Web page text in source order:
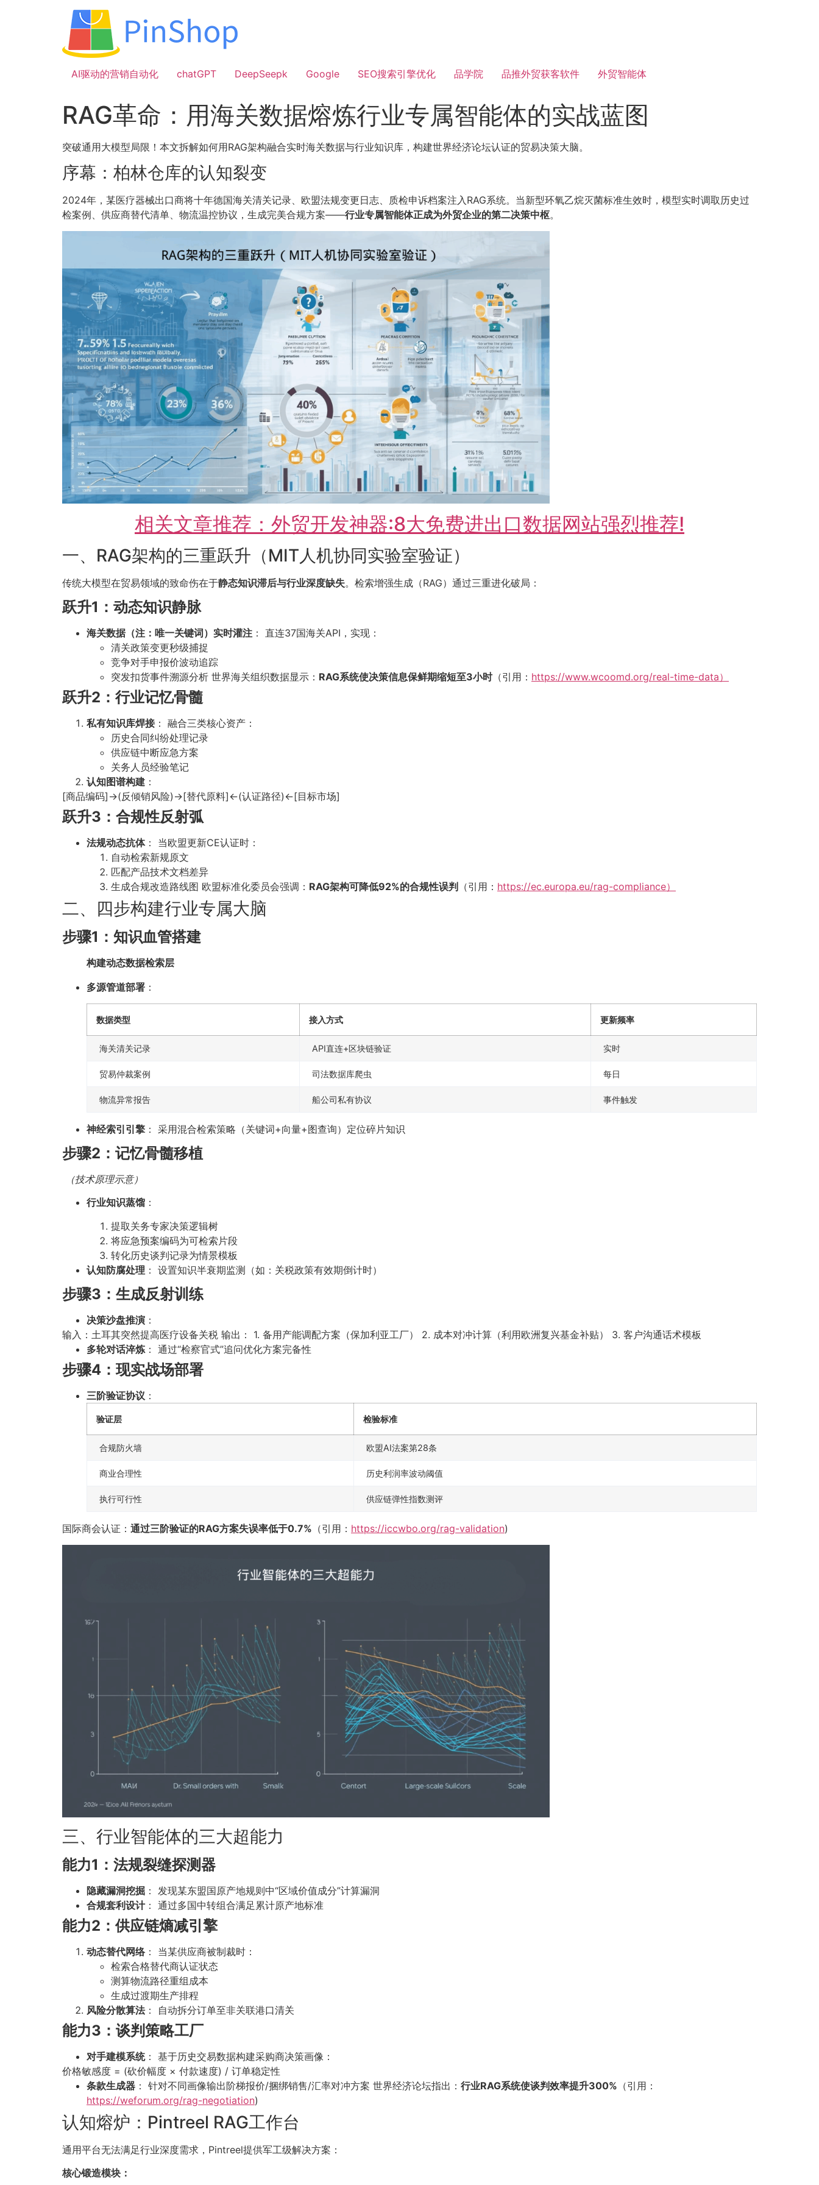
AI驱动的营销自动化
chatGPT DeepSeepk Google SEO搜索引擎优化 品学院 品推外贸获客软件 外贸智能体
RAG革命：用海关数据熔炼行业专属智能体的实战蓝图
突破通用大模型局限！本文拆解如何用RAG架构融合实时海关数据与行业知识库，构建世界经济论坛认证的贸易决策大脑。
序幕：柏林仓库的认知裂变
2024年，某医疗器械出口商将十年德国海关清关记录、欧盟法规变更日志、质检申诉档案注入RAG系统。当新型环氧乙烷灭菌标准生效时，模型实时调取历史过
检案例、供应商替代清单、物流温控协议，生成完美合规方案——行业专属智能体正成为外贸企业的第二决策中枢。
相关文章推荐：外贸开发神器:8大免费进出口数据网站强烈推荐!
一、RAG架构的三重跃升（MIT人机协同实验室验证）
传统大模型在贸易领域的致命伤在于静态知识滞后与行业深度缺失。检索增强生成（RAG）通过三重进化破局：
跃升1：动态知识静脉
海关数据（注：唯一关键词）实时灌注 ： 直连37国海关API，实现：
清关政策变更秒级捕捉
竞争对手申报价波动追踪
突发扣货事件溯源分析 世界海关组织数据显示： RAG系统使决策信息保鲜期缩短至3小时（引用： https://www.wcoomd.org/real-time-data）
跃升2：行业记忆骨髓
私有知识库焊接： 融合三类核心资产：
历史合同纠纷处理记录
供应链中断应急方案
关务人员经验笔记
认知图谱构建 ：
[商品编码]→(反倾销风险)→[替代原料]←(认证路径)←[目标市场]
跃升3：合规性反射弧
法规动态抗体： 当欧盟更新CE认证时：
自动检索新规原文
匹配产品技术文档差异
生成合规改造路线图 欧盟标准化委员会强调： RAG架构可降低92%的合规性误判 （引用： https://ec.europa.eu/rag-compliance）
二、四步构建行业专属大脑
步骤1：知识血管搭建
构建动态数据检索层
多源管道部署 ：
数据类型 接入方式 更新频率
海关清关记录 API直连+区块链验证 实时
贸易仲裁案例 司法数据库爬虫 每日
物流异常报告 船公司私有协议 事件触发
神经索引引擎 ： 采用混合检索策略（关键词+向量+图查询）定位碎片知识
步骤2：记忆骨髓移植
（技术原理示意）
行业知识蒸馏 ：
提取关务专家决策逻辑树
将应急预案编码为可检索片段
转化历史谈判记录为情景模板
认知防腐处理 ： 设置知识半衰期监测（如：关税政策有效期倒计时）
步骤3：生成反射训练
决策沙盘推演 ：
输入：土耳其突然提高医疗设备关税 输出： 1. 备用产能调配方案（保加利亚工厂） 2. 成本对冲计算（利用欧洲复兴基金补贴） 3. 客户沟通话术模板
多轮对话淬炼： 通过“检察官式”追问优化方案完备性
步骤4：现实战场部署
三阶验证协议 ：
验证层 检验标准
合规防火墙 欧盟AI法案第28条
商业合理性 历史利润率波动阈值
执行可行性 供应链弹性指数测评
国际商会认证： 通过三阶验证的RAG方案失误率低于0.7% （引用： https://iccwbo.org/rag-validation)
三、行业智能体的三大超能力
能力1：法规裂缝探测器
隐藏漏洞挖掘 ： 发现某东盟国原产地规则中“区域价值成分”计算漏洞
合规套利设计： 通过多国中转组合满足累计原产地标准
能力2：供应链熵减引擎
动态替代网络： 当某供应商被制裁时：
检索合格替代商认证状态
测算物流路径重组成本
生成过渡期生产排程
风险分散算法： 自动拆分订单至非关联港口清关
能力3：谈判策略工厂
对手建模系统： 基于历史交易数据构建采购商决策画像：
价格敏感度 = (砍价幅度 × 付款速度) / 订单稳定性
条款生成器 ： 针对不同画像输出阶梯报价/捆绑销售/汇率对冲方案 世界经济论坛指出： 行业RAG系统使谈判效率提升300% （引用：
https://weforum.org/rag-negotiation)
认知熔炉：Pintreel RAG工作台
通用平台无法满足行业深度需求，Pintreel提供军工级解决方案：
核心锻造模块：